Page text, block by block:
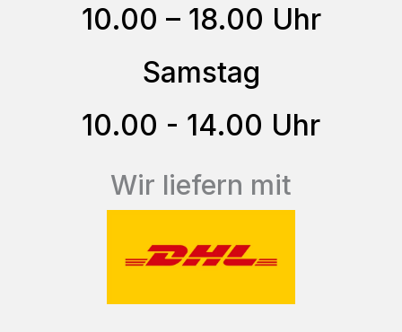
auf
Produktseite
gewählt
werden
10.00 – 18.00 Uhr
Samstag
10.00 - 14.00 Uhr
Wir liefern mit